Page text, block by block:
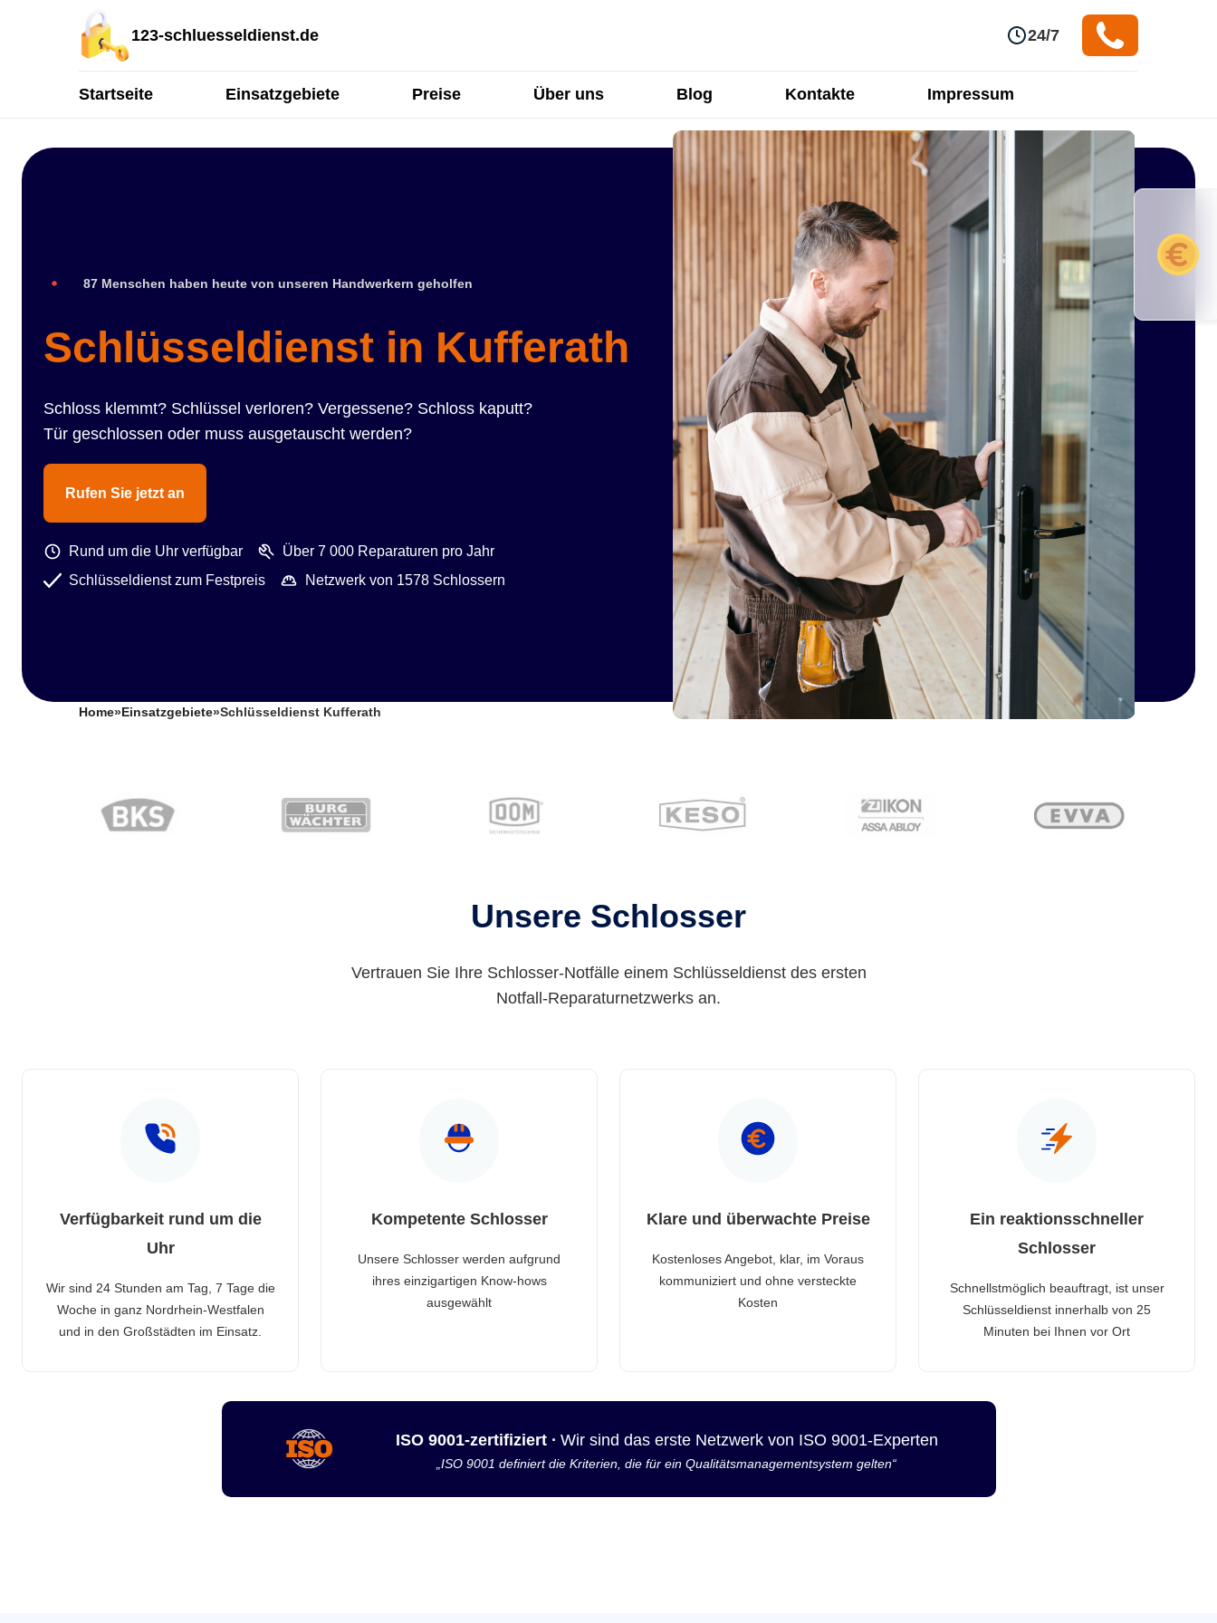
123-schluesseldienst.de 24/7
Startseite Einsatzgebiete Preise Über uns Blog Kontakte Impressum
87 Menschen haben heute von unseren Handwerkern geholfen
Schlüsseldienst in Kufferath
Schloss klemmt? Schlüssel verloren? Vergessene? Schloss kaputt?
Tür geschlossen oder muss ausgetauscht werden?
Rufen Sie jetzt an
Rund um die Uhr verfügbar
Über 7 000 Reparaturen pro Jahr
Schlüsseldienst zum Festpreis
Netzwerk von 1578 Schlossern
Home» Einsatzgebiete»Schlüsseldienst Kufferath
Unsere Schlosser
Vertrauen Sie Ihre Schlosser-Notfälle einem Schlüsseldienst des ersten
Notfall-Reparaturnetzwerks an.
Verfügbarkeit rund um die
Uhr
Wir sind 24 Stunden am Tag, 7 Tage die
Woche in ganz Nordrhein-Westfalen
und in den Großstädten im Einsatz.
Kompetente Schlosser
Unsere Schlosser werden aufgrund
ihres einzigartigen Know-hows
ausgewählt
Klare und überwachte Preise
Kostenloses Angebot, klar, im Voraus
kommuniziert und ohne versteckte
Kosten
Ein reaktionsschneller
Schlosser
Schnellstmöglich beauftragt, ist unser
Schlüsseldienst innerhalb von 25
Minuten bei Ihnen vor Ort
ISO 9001-zertifiziert · Wir sind das erste Netzwerk von ISO 9001-Experten
„ISO 9001 definiert die Kriterien, die für ein Qualitätsmanagementsystem gelten“